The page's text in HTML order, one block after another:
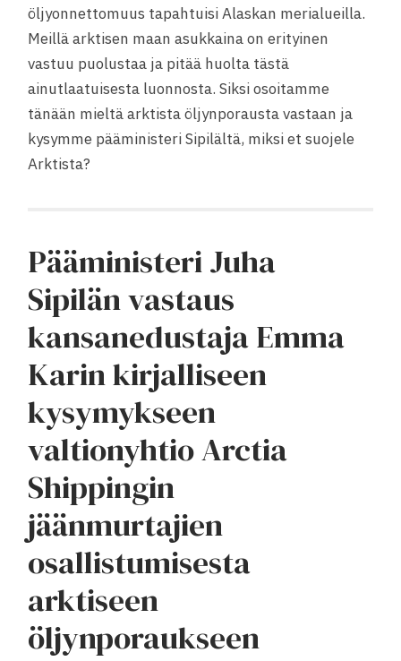
öljyonnettomuus tapahtuisi Alaskan merialueilla.
Meillä arktisen maan asukkaina on erityinen
vastuu puolustaa ja pitää huolta tästä
ainutlaatuisesta luonnosta. Siksi osoitamme
tänään mieltä arktista öljynporausta vastaan ja
kysymme pääministeri Sipilältä, miksi et suojele
Arktista?
Pääministeri Juha
Sipilän vastaus
kansanedustaja Emma
Karin kirjalliseen
kysymykseen
valtionyhtio Arctia
Shippingin
jäänmurtajien
osallistumisesta
arktiseen
öljynporaukseen